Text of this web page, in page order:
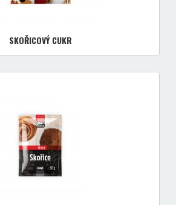
SKOŘICOVÝ CUKR